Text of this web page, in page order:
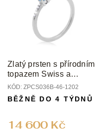
Zlatý prsten s přírodním
topazem Swiss a
diamanty
KÓD: ZPCS036B-46-1202
14 600 Kč
BĚŽNĚ DO 4 TÝDNŮ